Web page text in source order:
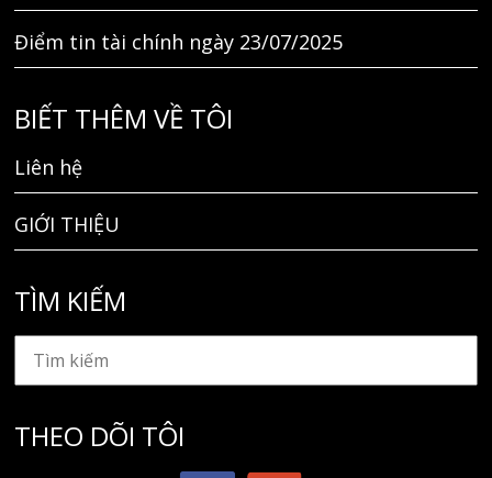
Điểm tin tài chính ngày 23/07/2025
BIẾT THÊM VỀ TÔI
Liên hệ
GIỚI THIỆU
TÌM KIẾM
THEO DÕI TÔI